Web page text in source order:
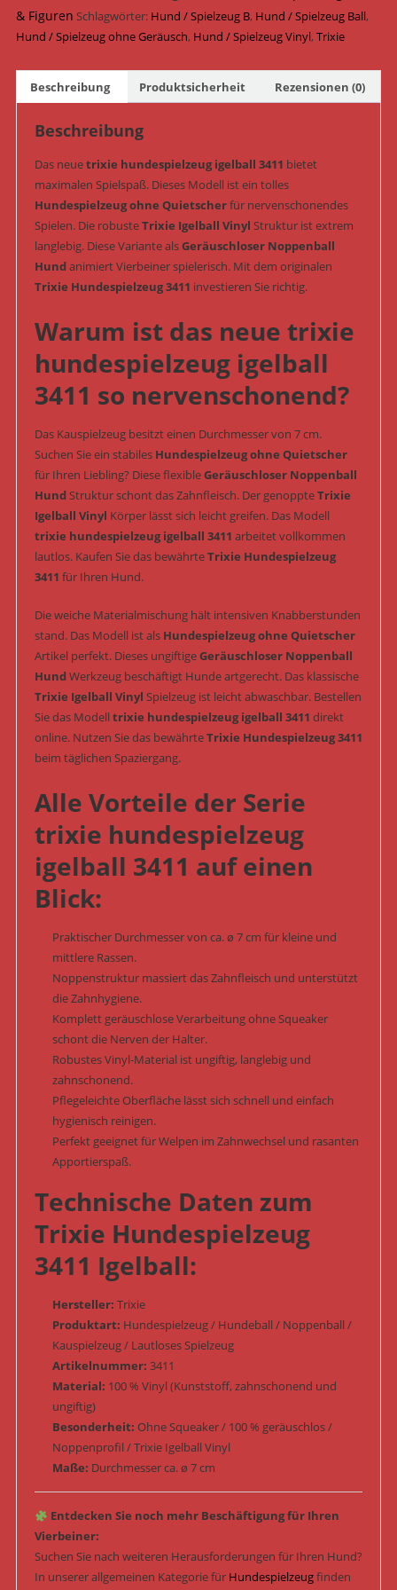
geräuschlos
ø
cm
(Art.-
3411)
& Figuren Schlagwörter: Hund / Spielzeug B, Hund / Spielzeug Ball,
Hund / Spielzeug ohne Geräusch, Hund / Spielzeug Vinyl,Trixie
Beschreibung Produktsicherheit Rezensionen (0)
Beschreibung
Das neuetrixie hundespielzeug igelball 3411 bietet
maximalen Spielspaß. Dieses Modell ist ein tolles
Hundespielzeug ohne Quietscherfür nervenschonendes
Spielen. Die robusteTrixie Igelball Vinyl Struktur ist extrem
langlebig. Diese Variante alsGeräuschloser Noppenball
Hundanimiert Vierbeiner spielerisch. Mit dem originalen
Trixie Hundespielzeug 3411 investieren Sie richtig.
Warum ist das neue trixie
hundespielzeug igelball
3411 so nervenschonend?
Das Kauspielzeug besitzt einen Durchmesser von 7 cm.
Suchen Sie ein stabiles Hundespielzeug ohne Quietscher
für Ihren Liebling? Diese flexibleGeräuschloser Noppenball
HundStruktur schont das Zahnfleisch. Der genoppteTrixie
Igelball Vinyl Körper lässt sich leicht greifen. Das Modell
trixie hundespielzeug igelball 3411 arbeitet vollkommen
lautlos. Kaufen Sie das bewährteTrixie Hundespielzeug
3411 für Ihren Hund.
Die weiche Materialmischung hält intensiven Knabberstunden
stand. Das Modell ist als Hundespielzeug ohne Quietscher
Artikel perfekt. Dieses ungiftigeGeräuschloser Noppenball
HundWerkzeug beschäftigt Hunde artgerecht. Das klassische
Trixie Igelball Vinyl Spielzeug ist leicht abwaschbar. Bestellen
Sie das Modelltrixie hundespielzeug igelball 3411 direkt
online. Nutzen Sie das bewährteTrixie Hundespielzeug 3411
beim täglichen Spaziergang.
Alle Vorteile der Serie
trixie hundespielzeug
igelball 3411 auf einen
Blick:
Praktischer Durchmesser von ca. ø 7 cm für kleine und
mittlere Rassen.
Noppenstruktur massiert das Zahnfleisch und unterstützt
die Zahnhygiene.
Komplett geräuschlose Verarbeitung ohne Squeaker
schont die Nerven der Halter.
Robustes Vinyl-Material ist ungiftig, langlebig und
zahnschonend.
Pflegeleichte Oberfläche lässt sich schnell und einfach
hygienisch reinigen.
Perfekt geeignet für Welpen im Zahnwechsel und rasanten
Apportierspaß.
Technische Daten zum
Trixie Hundespielzeug
3411 Igelball:
Hersteller: Trixie
Produktart: Hundespielzeug / Hundeball / Noppenball /
Kauspielzeug / Lautloses Spielzeug
Artikelnummer: 3411
Material: 100 % Vinyl (Kunststoff, zahnschonend und
ungiftig)
Besonderheit: Ohne Squeaker / 100 % geräuschlos /
Noppenprofil / Trixie Igelball Vinyl
Maße: Durchmesser ca. ø 7 cm
Entdecken Sie noch mehr Beschäftigung für Ihren
Vierbeiner:
Suchen Sie nach weiteren Herausforderungen für Ihren Hund?
In unserer allgemeinen Kategorie für Hundespielzeugfinden